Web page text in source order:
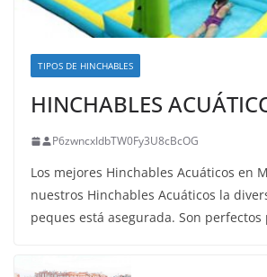
TIPOS DE HINCHABLES
HINCHABLES
P6zwncxIdbTW0Fy3U8cBcOG
Los mejores Hinchables Acuáticos en
nuestros Hinchables Acuáticos la
peques está asegurada. Son perfectos